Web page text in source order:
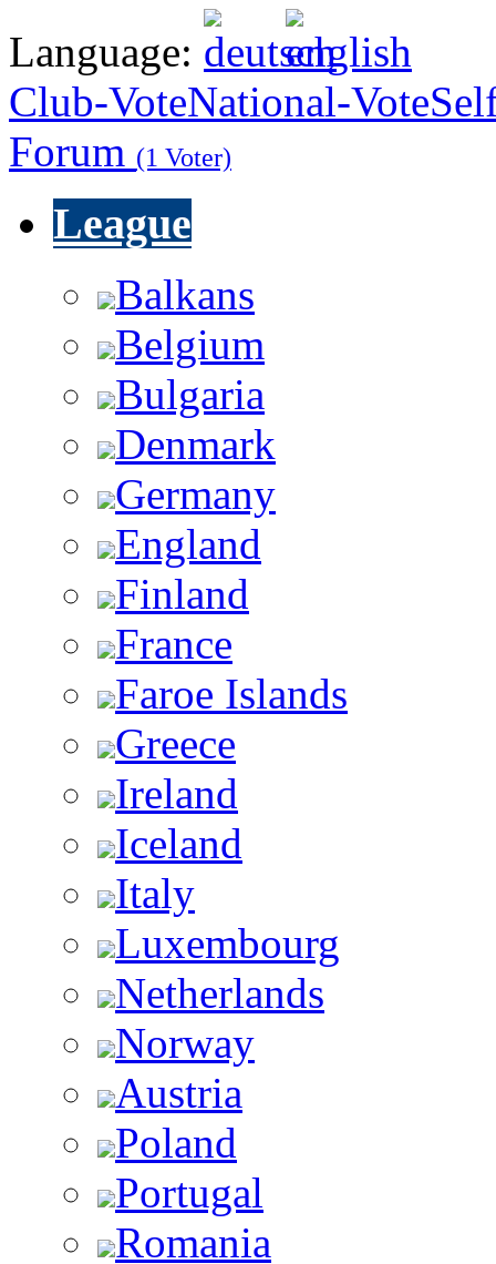
Language:
Club-VoteNational-Vote
Forum (1 Voter)
League
Balkans
Belgium
Bulgaria
Denmark
Germany
England
Finland
France
Faroe Islands
Greece
Ireland
Iceland
Italy
Luxembourg
Netherlands
Norway
Austria
Poland
Portugal
Romania